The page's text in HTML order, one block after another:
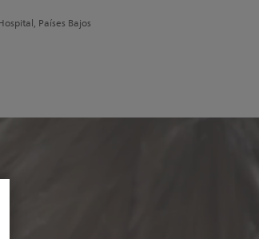
Países Bajos